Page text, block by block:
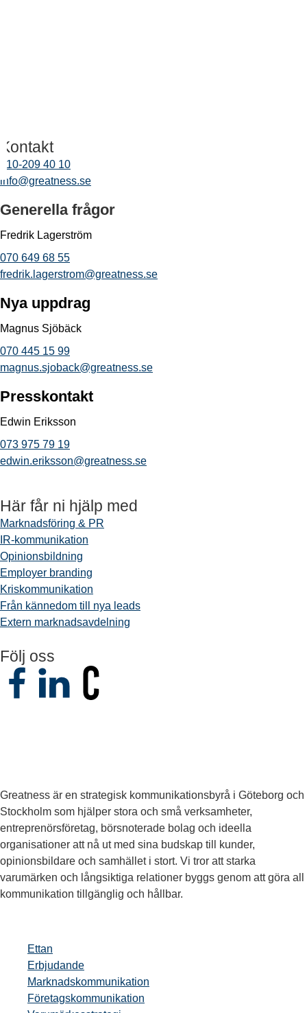
Kontakt
010-209 40 10
info@greatness.se
Generella frågor
Fredrik Lagerström
070 649 68 55
fredrik.lagerstrom@greatness.se
Nya uppdrag
Magnus Sjöbäck
070 445 15 99
magnus.sjoback@greatness.se
Presskontakt
Edwin Eriksson
073 975 79 19
edwin.eriksson@greatness.se
Här får ni hjälp med
Marknadsföring & PR
IR-kommunikation
Opinionsbildning
Employer branding
Kriskommunikation
Från kännedom till nya leads
Extern marknadsavdelning
Följ oss
Greatness är en strategisk kommunikationsbyrå i Göteborg och
Stockholm som hjälper stora och små verksamheter,
entreprenörsföretag, börsnoterade bolag och ideella
organisationer att nå ut med sina budskap till kunder,
opinionsbildare och samhället i stort. Vi tror att starka
varumärken och långsiktiga relationer byggs genom att göra all
kommunikation tillgänglig och hållbar.
Ettan
Erbjudande
Marknadskommunikation
Företagskommunikation